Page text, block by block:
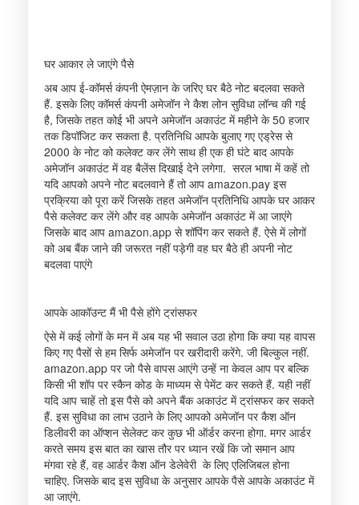
घर आकार ले जाएंगे पैसे
अब आप ई-कॉमर्स कंपनी ऐमज़ान के जरिए घर बैठे नोट बदलवा सकते
हैं. इसके लिए कॉमर्स कंपनी अमेजॉन ने कैश लोन सुविधा लॉन्च की गई
है, जिसके तहत कोई भी अपने अमेजॉन अकाउंट में महीने के 50 हजार
तक डिपॉजिट कर सकता है. प्रतिनिधि आपके बुलाए गए एड्रेस से
2000 के नोट को कलेक्ट कर लेंगे साथ ही एक ही घंटे बाद आपके
अमेजॉन अकाउंट में वह बैलेंस दिखाई देने लगेगा. सरल भाषा में कहें तो
यदि आपको अपने नोट बदलवाने हैं तो आप amazon.pay इस
प्रक्रिया को पूरा करें जिसके तहत अमेजॉन प्रतिनिधि आपके घर आकर
पैसे कलेक्ट कर लेंगे और वह आपके अमेजॉन अकाउंट में आ जाएंगे
जिसके बाद आप amazon.app से शॉपिंग कर सकते हैं. ऐसे में लोगों
को अब बैंक जाने की जरूरत नहीं पड़ेगी वह घर बैठे ही अपनी नोट
बदलवा पाएंगे
आपके आकॉउन्ट मैं भी पैसे होंगे ट्रांसफर
ऐसे में कई लोगों के मन में अब यह भी सवाल उठा होगा कि क्या यह वापस
किए गए पैसों से हम सिर्फ अमेजॉन पर खरीदारी करेंगे. जी बिल्कुल नहीं.
amazon.app पर जो पैसे वापस आएंगे उन्हें ना केवल आप पर बल्कि
किसी भी शॉप पर स्कैन कोड के माध्यम से पेमेंट कर सकते हैं. यही नहीं
यदि आप चाहें तो इस पैसे को अपने बैंक अकाउंट में ट्रांसफर कर सकते
हैं. इस सुविधा का लाभ उठाने के लिए आपको अमेजॉन पर कैश ऑन
डिलीवरी का ऑप्शन सेलेक्ट कर कुछ भी ऑर्डर करना होगा. मगर आर्डर
करते समय इस बात का खास तौर पर ध्यान रखें कि जो समान आप
मंगवा रहे हैं, वह आर्डर कैश ऑन डेलेवेरी के लिए एलिजिबल होना
चाहिए. जिसके बाद इस सुविधा के अनुसार आपके पैसे आपके अकाउंट में
आ जाएंगे.